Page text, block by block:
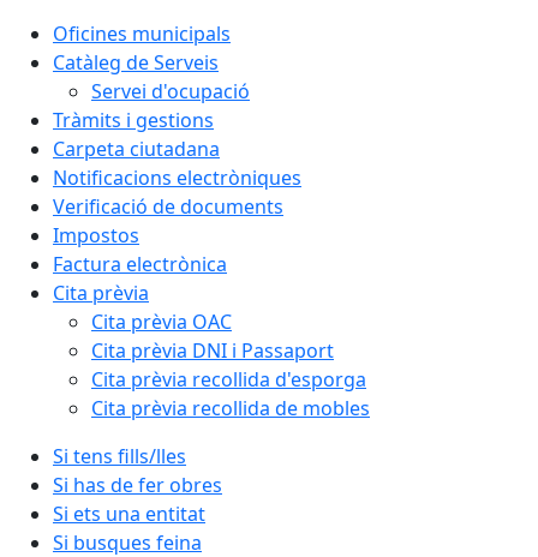
Oficines municipals
Catàleg de Serveis
Servei d'ocupació
Tràmits i gestions
Carpeta ciutadana
Notificacions electròniques
Verificació de documents
Impostos
Factura electrònica
Cita prèvia
Cita prèvia OAC
Cita prèvia DNI i Passaport
Cita prèvia recollida d'esporga
Cita prèvia recollida de mobles
Si tens fills/lles
Si has de fer obres
Si ets una entitat
Si busques feina